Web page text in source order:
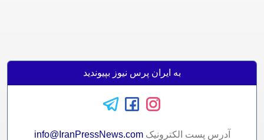
به ایران پرس نیوز بپیوندید
آدرس پست الکترونيکinfo@IranPressNews.com